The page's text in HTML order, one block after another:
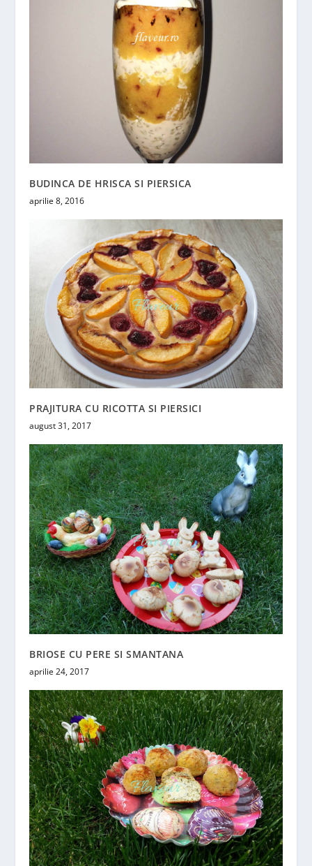
BUDINCA DE HRISCA SI PIERSICA
aprilie 8, 2016
PRAJITURA CU RICOTTA SI PIERSICI
august 31, 2017
BRIOSE CU PERE SI SMANTANA
aprilie 24, 2017